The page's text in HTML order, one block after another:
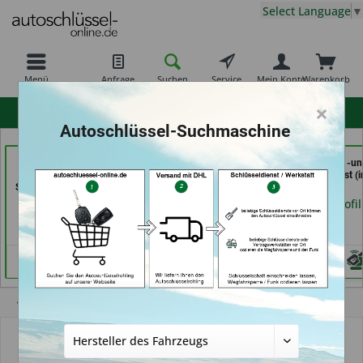
Menü Anfrage Suchen Service Warenkorb
Mein Konto
Select Language ▼
Schlüsseldienst Bernd
Schutte im Kaufpark (in
Göttingen)
Händlerprofil
Carkeys Augsburg &
ECU Service (in
Friedberg)
In Time Schuh -
Schlüsseldienst
Händlerprofil
×
Autoschlüssel-Suchmaschine